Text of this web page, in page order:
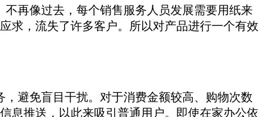
再像过去，每个销售服务人员发展需要用纸来
求，流失了许多客户。所以对产品进行一个有效
避免盲目干扰。对于消费金额较高、购物次数
息推送，以此来吸引普通用户。即使在家办公依